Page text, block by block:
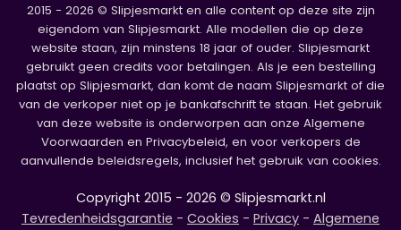
2015 - 2026 © Slipjesmarkt en alle content op deze site zijn
eigendom van Slipjesmarkt. Alle modellen die op deze
website staan, zijn minstens 18 jaar of ouder. Slipjesmarkt
gebruikt geen credits voor betalingen. Als je een bestelling
plaatst op Slipjesmarkt, dan komt de naam Slipjesmarkt of die
van de verkoper niet op je bankafschrift te staan. Het gebruik
van deze website is onderworpen aan onze Algemene
Voorwaarden en Privacybeleid, en voor verkopers de
aanvullende beleidsregels, inclusief het gebruik van cookies.
Copyright 2015 - 2026 © Slipjesmarkt.nl
Tevredenheidsgarantie - Cookies - Privacy - Algemene